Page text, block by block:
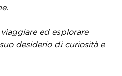
ed esplorare
desiderio di curiosità e